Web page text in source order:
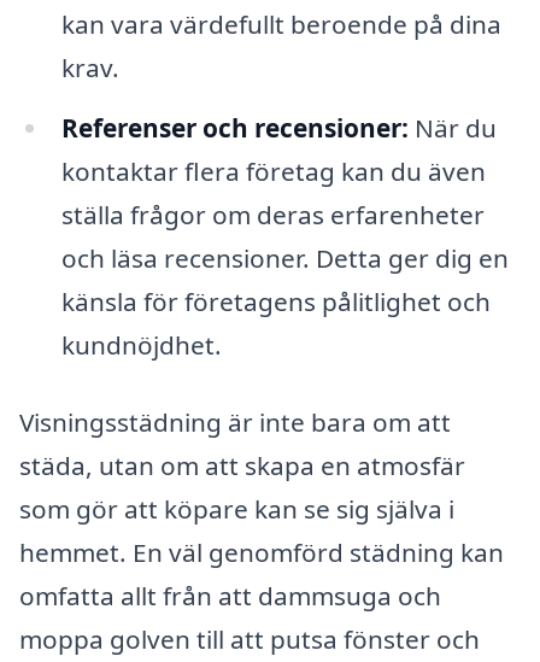
kan vara värdefullt beroende på dina
krav.
Referenser och recensioner: När du
kontaktar flera företag kan du även
ställa frågor om deras erfarenheter
och läsa recensioner. Detta ger dig en
känsla för företagens pålitlighet och
kundnöjdhet.
Visningsstädning är inte bara om att
städa, utan om att skapa en atmosfär
som gör att köpare kan se sig själva i
hemmet. En väl genomförd städning kan
omfatta allt från att dammsuga och
moppa golven till att putsa fönster och